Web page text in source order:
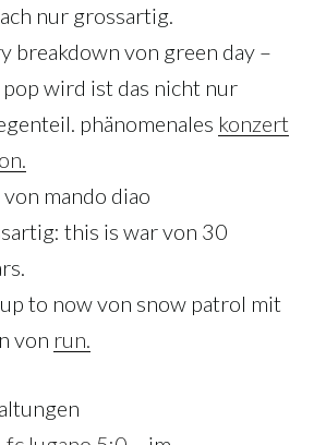
nur grossartig.
breakdown von green day –
wird ist das nicht nur
phänomenales konzert
mando diao
this is war von 30
to now von snow patrol mit
von run.